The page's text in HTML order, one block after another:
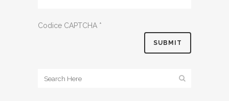
Codice CAPTCHA *